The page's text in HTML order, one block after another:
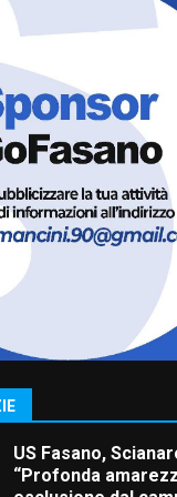
Cura dei beni
cittadinanza
l’avviso per la
condivisa della
Laureto
6 Agosto 2026 06:20
La magia del
prima assoluta de
Belvedere. Il
6 Agosto 2026 06:15
“I Contestatori:
Rivoluzione”: nuovo
appuntamento con
US Fasano,
“Profonda